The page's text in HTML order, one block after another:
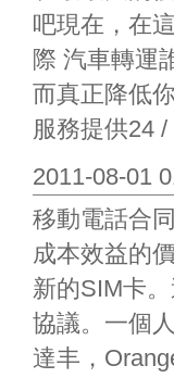
吧現在，在
際 汽車轉運
而真正降低
服務提供24
2011-08-01
移動電話合
成本效益的
新的SIM卡
協議。一個
達丰，